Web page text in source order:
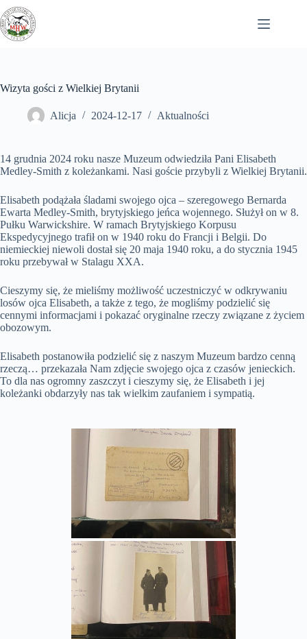
Przejdź
do
treści
Wizyta gości z Wielkiej Brytanii
Alicja 2024-12-17 Aktualności
14 grudnia 2024 roku nasze Muzeum odwiedziła Pani Elisabeth
Medley-Smith z koleżankami. Nasi goście przybyli z Wielkiej Brytanii.
Elisabeth podążała śladami swojego ojca – szeregowego Bernarda
Ewarta Medley-Smith, brytyjskiego jeńca wojennego. Służył on w 8.
Pułku Warwickshire. W ramach Brytyjskiego Korpusu
Ekspedycyjnego trafił on w 1940 roku do Francji i Belgii. Do
niemieckiej niewoli dostał się 20 maja 1940 roku, a do stycznia 1945
roku przebywał w Stalagu XXA.
Cieszymy się, że mieliśmy możliwość uczestniczyć w odkrywaniu
losów ojca Elisabeth, a także z tego, że mogliśmy podzielić się
cennymi informacjami i pokazać oryginalne rzeczy związane z życiem
obozowym.
Elisabeth postanowiła podzielić się z naszym Muzeum bardzo cenną
rzeczą… przekazała Nam zdjęcie swojego ojca z czasów jenieckich.
To dla nas ogromny zaszczyt i cieszymy się, że Elisabeth i jej
koleżanki obdarzyły nas tak wielkim zaufaniem i sympatią.